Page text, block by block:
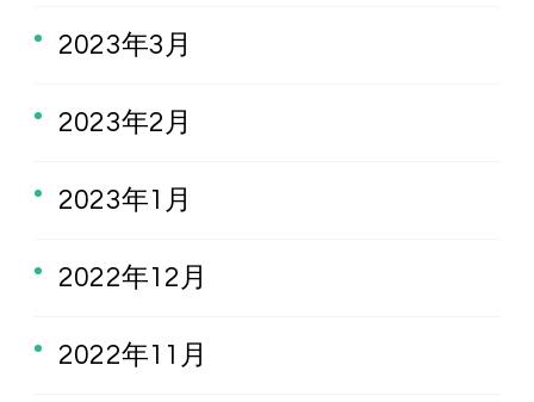
2023年3月
2023年2月
2023年1月
2022年12月
2022年11月